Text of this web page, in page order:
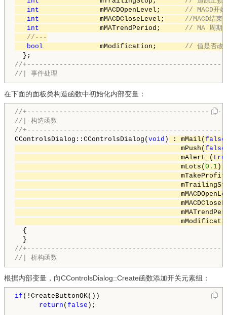
int mMACDOpenLevel; // MACD开始
int mMACDCloseLevel; //MACD结束
int mMATrendPeriod; // MA 周期
//---
bool mModification; // 值是否改
//
//| 事件
在下面的面板类构造函数中初始化内部变量：
//
//| 构造
//
CControlsDialog::CControlsDialog( void ) : mMail( false
mPush( false
mAlert_(
mLots( 0.1 ),
{
//
//| 析构
根据内部变量，向CControlsDialog::Create函数添加开关元素组：
if (!CreateButtonOK())
return ( false